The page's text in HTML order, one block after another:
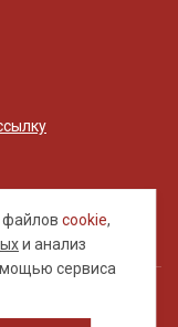
файловcookie,
и анализ
сервиса